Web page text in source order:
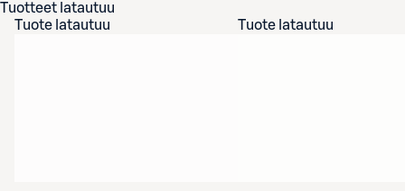
Tuotteet latautuu
Tuote latautuu
Tuote latautuu